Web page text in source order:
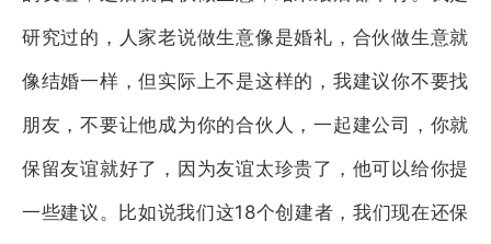
研究过的，人家老说做生意像是婚礼，合伙做生意就
像结婚一样，但实际上不是这样的，我建议你不要找
朋友，不要让他成为你的合伙人，一起建公司，你就
保留友谊就好了，因为友谊太珍贵了，他可以给你提
一些建议。比如说我们这18个创建者，我们现在还保